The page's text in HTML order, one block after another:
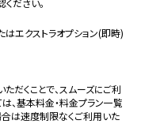
ださい。
、基本料金・料金プラン一覧
合は速度制限なくご利用いた